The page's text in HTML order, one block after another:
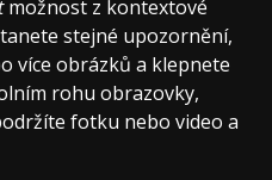
možnost z kontextové
stejné upozornění,
více obrázků a klepnete
rohu obrazovky,
fotku nebo video a